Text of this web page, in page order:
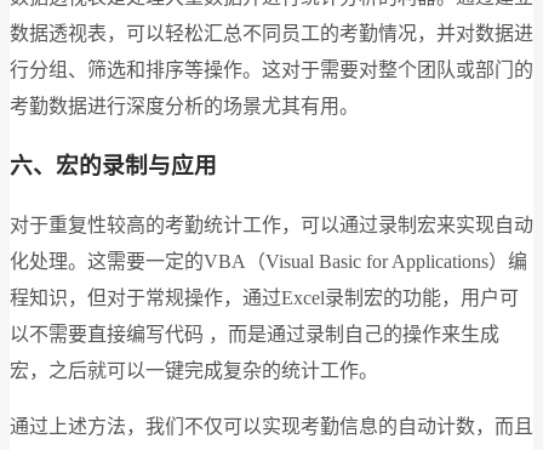
数据透视表，可以轻松汇总不同员工的考勤情况，并对数据进
行分组、筛选和排序等操作。这对于需要对整个团队或部门的
考勤数据进行深度分析的场景尤其有用。
六、宏的录制与应用
对于重复性较高的考勤统计工作，可以通过录制宏来实现自动
化处理。这需要一定的VBA（Visual Basic for Applications）编
程知识，但对于常规操作，通过Excel录制宏的功能，用户可
以不需要直接编写代码 ，而是通过录制自己的操作来生成
宏，之后就可以一键完成复杂的统计工作。
通过上述方法，我们不仅可以实现考勤信息的自动计数，而且